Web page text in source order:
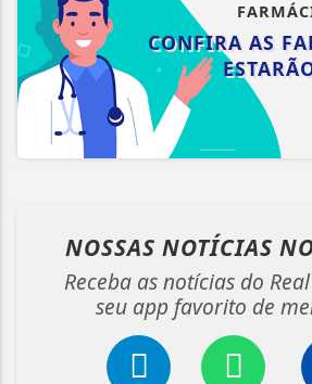
CONFIRA AS
NOSSAS NOTÍCIAS
Receba as notícias do
seu app favorito de